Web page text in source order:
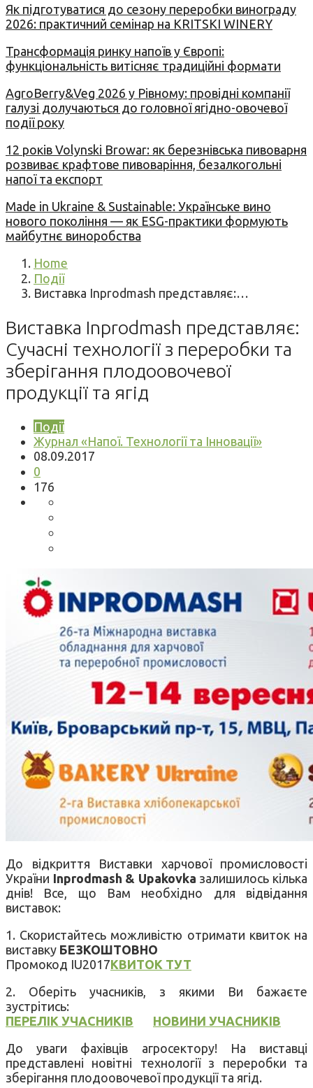
Як підготуватися до сезону переробки винограду
2026: практичний семінар на KRITSKI WINERY
Трансформація ринку напоїв у Європі:
функціональність витісняє традиційні формати
AgroBerry&Veg 2026 у Рівному: провідні компанії
галузі долучаються до головної ягідно-овочевої
події року
12 років Volynski Browar: як березнівська пивоварня
розвиває крафтове пивоваріння, безалкогольні
напої та експорт
Made in Ukraine & Sustainable: Українське вино
нового покоління — як ESG-практики формують
майбутнє виноробства
Home
Події
Виставка Inprodmash представляє:…
Виставка Inprodmash представляє:
Сучасні технології з переробки та
зберігання плодоовочевої
продукції та ягід
Події
Журнал «Напої. Технології та Інновації»
08.09.2017
0
176
До відкриття Виставки харчової промисловості
України Inprodmash & Upakovka залишилось кілька
днів! Все, що Вам необхідно для відвідання
виставок:
1. Скористайтесь можливістю отримати квиток на
виставку БЕЗКОШТОВНО
Промокод IU2017КВИТОК ТУТ
2. Оберіть учасників, з якими Ви бажаєте
зустрітись:
ПЕРЕЛІК УЧАСНИКІВ
НОВИНИ УЧАСНИКІВ
До уваги фахівців агросектору! На виставці
представлені новітні технології з переробки та
зберігання плодоовочевої продукції та ягід.